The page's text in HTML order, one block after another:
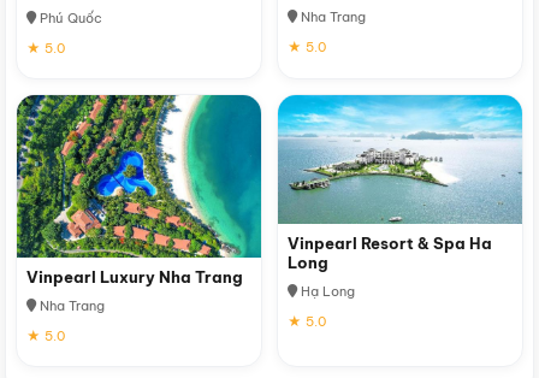
Phú Quốc
★ 5.0
Nha Trang
★ 5.0
Vinpearl Luxury Nha Trang
Nha Trang
★ 5.0
Vinpearl Resort & Spa Ha
Long
Hạ Long
★ 5.0